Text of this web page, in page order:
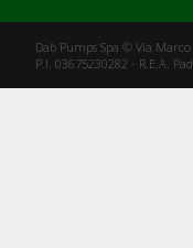
Dab Pumps Spa © Via
P.I. 03675230282 - R.E.A.